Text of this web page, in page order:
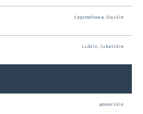
Częstochowa, śląskie
Lublin, lubelskie
pomorskie